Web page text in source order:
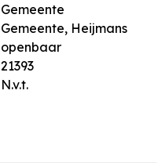
Gemeente
Gemeente, Heijmans
openbaar
21393
N.v.t.